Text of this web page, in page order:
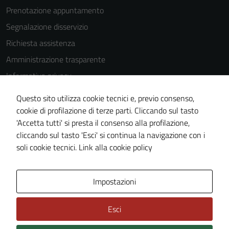
Prenotazione appuntamento
Segnalazione disservizio
Richiesta assistenza
Amministrazione trasparente
Informativa privacy
Cookie Policy
Note legali
Dichiarazione di accessibilità
Piano di miglioramento del sito
Questo sito utilizza cookie tecnici e, previo consenso,
cookie di profilazione di terze parti. Cliccando sul tasto
'Accetta tutti' si presta il consenso alla profilazione,
cliccando sul tasto 'Esci' si continua la navigazione con i
soli cookie tecnici. Link alla cookie policy
Impostazioni
Esci